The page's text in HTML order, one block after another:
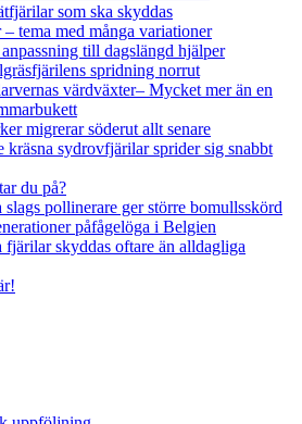
som ska skyddas
tema med många variationer
till dagslängd hjälper
spridning norrut
värdväxter– Mycket mer än en
migrerar söderut allt senare
kräsna sydrovfjärilar sprider sig snabbt
du på?
slags pollinerare ger större bomullsskörd
påfågelöga i Belgien
fjärilar skyddas oftare än alldagliga